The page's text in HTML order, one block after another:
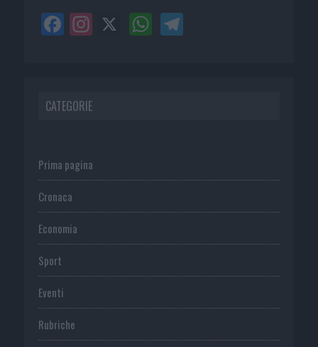
CATEGORIE
Prima pagina
Cronaca
Economia
Sport
Eventi
Rubriche